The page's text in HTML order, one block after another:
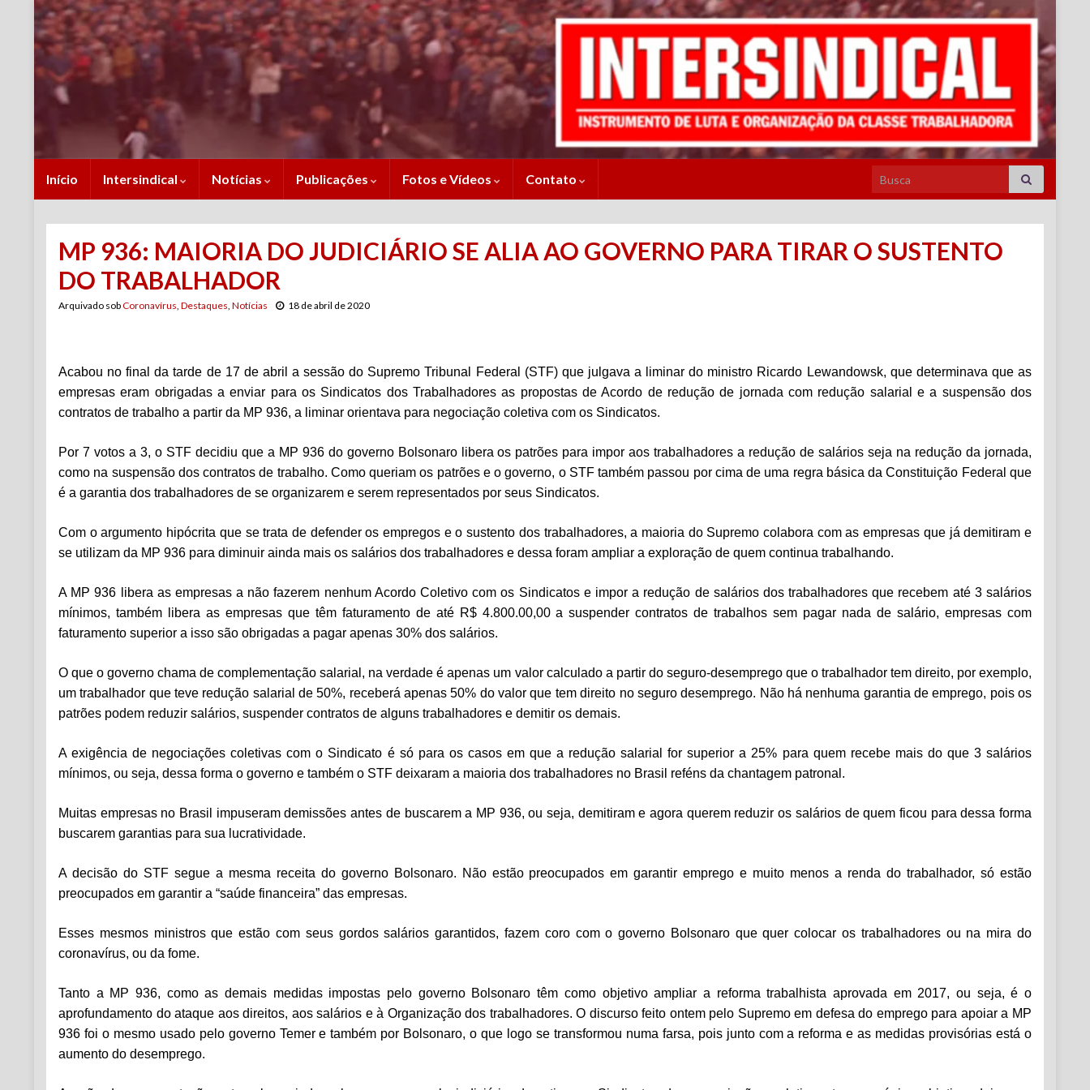
Início Intersindical Notícias Publicações Fotos e Vídeos Contato Search for:
MP 936: MAIORIA DO JUDICIÁRIO SE ALIA AO GOVERNO PARA TIRAR O SUSTENTO
DO TRABALHADOR
Arquivado sobCoronavírus, Destaques, Notícias 18 de abril de 2020
Acabou no final da tarde de 17 de abril a sessão do Supremo Tribunal Federal (STF) que julgava a liminar do ministro Ricardo Lewandowsk, que determinava que as
empresas eram obrigadas a enviar para os Sindicatos dos Trabalhadores as propostas de Acordo de redução de jornada com redução salarial e a suspensão dos
contratos de trabalho a partir da MP 936, a liminar orientava para negociação coletiva com os Sindicatos.
Por 7 votos a 3, o STF decidiu que a MP 936 do governo Bolsonaro libera os patrões para impor aos trabalhadores a redução de salários seja na redução da jornada,
como na suspensão dos contratos de trabalho. Como queriam os patrões e o governo, o STF também passou por cima de uma regra básica da Constituição Federal que
é a garantia dos trabalhadores de se organizarem e serem representados por seus Sindicatos.
Com o argumento hipócrita que se trata de defender os empregos e o sustento dos trabalhadores, a maioria do Supremo colabora com as empresas que já demitiram e
se utilizam da MP 936 para diminuir ainda mais os salários dos trabalhadores e dessa foram ampliar a exploração de quem continua trabalhando.
A MP 936 libera as empresas a não fazerem nenhum Acordo Coletivo com os Sindicatos e impor a redução de salários dos trabalhadores que recebem até 3 salários
mínimos, também libera as empresas que têm faturamento de até R$ 4.800.00,00 a suspender contratos de trabalhos sem pagar nada de salário, empresas com
faturamento superior a isso são obrigadas a pagar apenas 30% dos salários.
O que o governo chama de complementação salarial, na verdade é apenas um valor calculado a partir do seguro-desemprego que o trabalhador tem direito, por exemplo,
um trabalhador que teve redução salarial de 50%, receberá apenas 50% do valor que tem direito no seguro desemprego. Não há nenhuma garantia de emprego, pois os
patrões podem reduzir salários, suspender contratos de alguns trabalhadores e demitir os demais.
A exigência de negociações coletivas com o Sindicato é só para os casos em que a redução salarial for superior a 25% para quem recebe mais do que 3 salários
mínimos, ou seja, dessa forma o governo e também o STF deixaram a maioria dos trabalhadores no Brasil reféns da chantagem patronal.
Muitas empresas no Brasil impuseram demissões antes de buscarem a MP 936, ou seja, demitiram e agora querem reduzir os salários de quem ficou para dessa forma
buscarem garantias para sua lucratividade.
A decisão do STF segue a mesma receita do governo Bolsonaro. Não estão preocupados em garantir emprego e muito menos a renda do trabalhador, só estão
preocupados em garantir a “saúde financeira” das empresas.
Esses mesmos ministros que estão com seus gordos salários garantidos, fazem coro com o governo Bolsonaro que quer colocar os trabalhadores ou na mira do
coronavírus, ou da fome.
Tanto a MP 936, como as demais medidas impostas pelo governo Bolsonaro têm como objetivo ampliar a reforma trabalhista aprovada em 2017, ou seja, é o
aprofundamento do ataque aos direitos, aos salários e à Organização dos trabalhadores. O discurso feito ontem pelo Supremo em defesa do emprego para apoiar a MP
936 foi o mesmo usado pelo governo Temer e também por Bolsonaro, o que logo se transformou numa farsa, pois junto com a reforma e as medidas provisórias está o
aumento do desemprego.